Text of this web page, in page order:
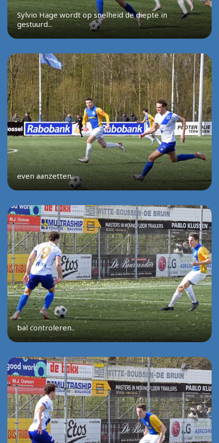
Sylvio Hage wordt op snelheid de diepte in
gestuurd...
even aanzetten..
bal controleren..